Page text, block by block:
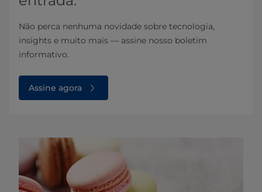
Não perca nenhuma novidade sobre tecnologia,
insights e muito mais — assine nosso boletim
informativo.
Assine agora